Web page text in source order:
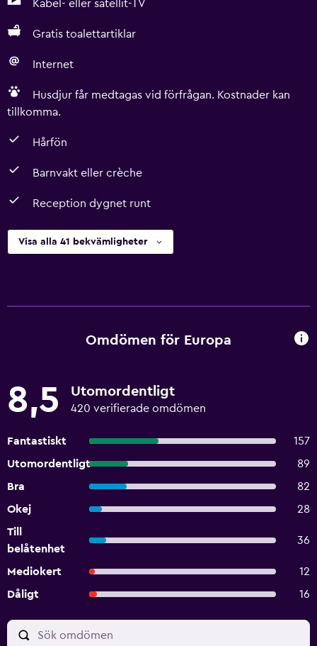
Kabel- eller satellit-TV
Gratis toalettartiklar
Internet
Husdjur får medtagas vid förfrågan. Kostnader kan
tillkomma.
Hårfön
Barnvakt eller crèche
Reception dygnet runt
Visa alla 41 bekvämligheter
Omdömen för Europa
8,5 Utomordentligt
420 verifierade omdömen
Fantastiskt
157
Utomordentligt
89
Bra
82
Okej
28
Till
belåtenhet
36
Mediokert
12
Dåligt
16